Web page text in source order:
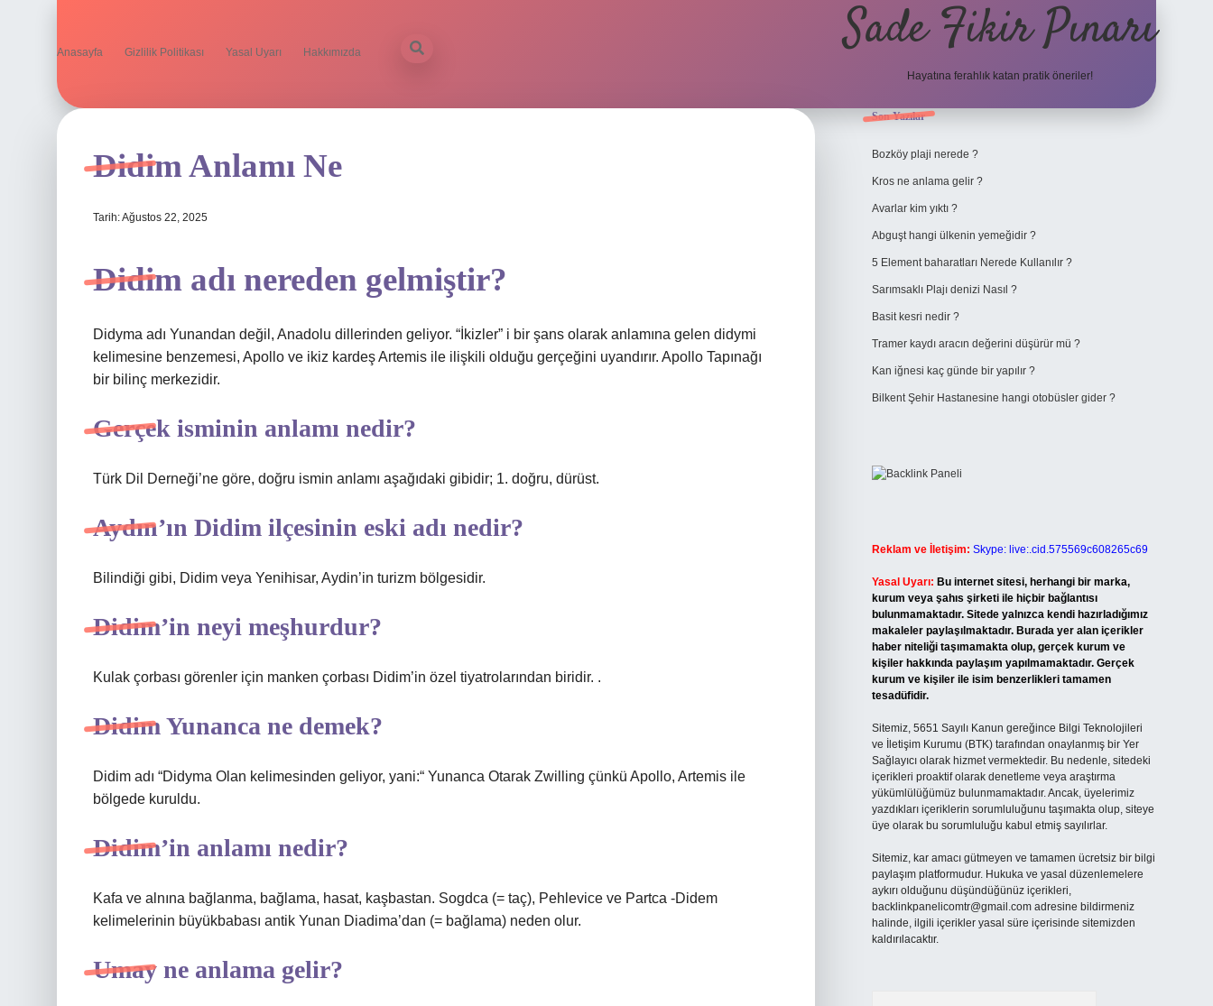
Anasayfa Gizlilik Politikası Yasal Uyarı Hakkımızda Sade Fikir Pınarı
Hayatına ferahlık katan pratik öneriler!
Didim Anlamı Ne
Tarih: Ağustos 22, 2025
Didim adı nereden gelmiştir?
Didyma adı Yunandan değil, Anadolu dillerinden geliyor. “İkizler” i bir şans olarak anlamına gelen didymi
kelimesine benzemesi, Apollo ve ikiz kardeş Artemis ile ilişkili olduğu gerçeğini uyandırır. Apollo Tapınağı
bir bilinç merkezidir.
Gerçek isminin anlamı nedir?
Türk Dil Derneği’ne göre, doğru ismin anlamı aşağıdaki gibidir; 1. doğru, dürüst.
Aydın’ın Didim ilçesinin eski adı nedir?
Bilindiği gibi, Didim veya Yenihisar, Aydin’in turizm bölgesidir.
Didim’in neyi meşhurdur?
Kulak çorbası görenler için manken çorbası Didim’in özel tiyatrolarından biridir. .
Didim Yunanca ne demek?
Didim adı “Didyma Olan kelimesinden geliyor, yani:“ Yunanca Otarak Zwilling çünkü Apollo, Artemis ile
bölgede kuruldu.
Didim’in anlamı nedir?
Kafa ve alnına bağlanma, bağlama, hasat, kaşbastan. Sogdca (= taç), Pehlevice ve Partca -Didem
kelimelerinin büyükbabası antik Yunan Diadima’dan (= bağlama) neden olur.
Umay ne anlama gelir?
Sidebar
Son Yazılar
Bozköy plaji nerede ?
Kros ne anlama gelir ?
Avarlar kim yıktı ?
Abguşt hangi ülkenin yemeğidir ?
5 Element baharatları Nerede Kullanılır ?
Sarımsaklı Plajı denizi Nasıl ?
Basit kesri nedir ?
Tramer kaydı aracın değerini düşürür mü ?
Kan iğnesi kaç günde bir yapılır ?
Bilkent Şehir Hastanesine hangi otobüsler gider ?
Reklam ve İletişim: Skype: live:.cid.575569c608265c69
Yasal Uyarı: Bu internet sitesi, herhangi bir marka,
kurum veya şahıs şirketi ile hiçbir bağlantısı
bulunmamaktadır. Sitede yalnızca kendi hazırladığımız
makaleler paylaşılmaktadır. Burada yer alan içerikler
haber niteliği taşımamakta olup, gerçek kurum ve
kişiler hakkında paylaşım yapılmamaktadır. Gerçek
kurum ve kişiler ile isim benzerlikleri tamamen
tesadüfidir.
Sitemiz, 5651 Sayılı Kanun gereğince Bilgi Teknolojileri
ve İletişim Kurumu (BTK) tarafından onaylanmış bir Yer
Sağlayıcı olarak hizmet vermektedir. Bu nedenle, sitedeki
içerikleri proaktif olarak denetleme veya araştırma
yükümlülüğümüz bulunmamaktadır. Ancak, üyelerimiz
yazdıkları içeriklerin sorumluluğunu taşımakta olup, siteye
üye olarak bu sorumluluğu kabul etmiş sayılırlar.
Sitemiz, kar amacı gütmeyen ve tamamen ücretsiz bir bilgi
paylaşım platformudur. Hukuka ve yasal düzenlemelere
aykırı olduğunu düşündüğünüz içerikleri,
backlinkpanelicomtr@gmail.comadresine bildirmeniz
halinde, ilgili içerikler yasal süre içerisinde sitemizden
kaldırılacaktır.